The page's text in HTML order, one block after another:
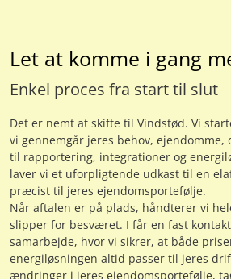
Let at komme i gang
Enkel proces fra start til slut
Det er nemt at skifte til Vindstød. Vi
vi gennemgår jeres behov, ejendomme,
til rapportering, integrationer og
laver vi et uforpligtende udkast til en
præcist til jeres ejendomsportefølje.
Når aftalen er på plads, håndterer vi
slipper for besværet. I får en fast
samarbejde, hvor vi sikrer, at både
energiløsningen altid passer til jeres
ændringer i jeres ejendomsportefølje,